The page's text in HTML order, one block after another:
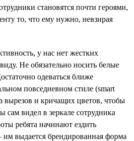
становятся почти героями,
то, что ему нужно, невзирая
у нас нет жестких
Не обязательно носить белые
одеваться ближе
повседневном стиле (smart
вырезов и кричащих цветов, чтобы
сам видел в зеркале сотрудника
ребята начинают ездить
выдается брендированная форма